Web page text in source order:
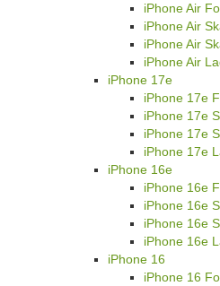
iPhone Air
iPhone Air
iPhone Air
iPhone Air
iPhone 17e
iPhone 17e
iPhone 17e
iPhone 17e
iPhone 17e
iPhone 16e
iPhone 16e
iPhone 16e
iPhone 16e
iPhone 16e
iPhone 16
iPhone 16